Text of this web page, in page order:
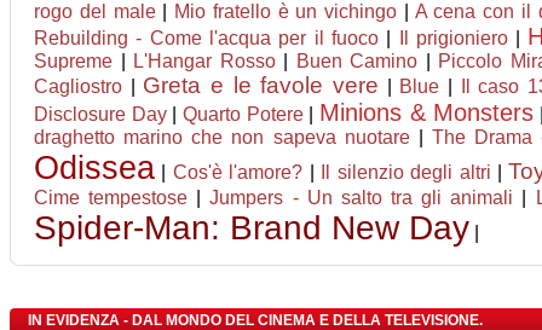
rogo del male| Mio fratello è un vichingo
A cena con il
Rebuilding - Come l'acqua per il fuoco| Il prigioniero|
Supreme L'Hangar Rosso| Buen Camino
Piccolo
Cagliostro
Greta e le favole vere Blue
Il caso
Disclosure Day|Quarto Potere| Minions & Monsters
draghetto marino che non sapeva nuotare| The Drama
Odissea Cos'è l'amore? Il silenzio degli altri |
Cime tempestose |Jumpers - Un salto tra gli animali
Spider-Man: Brand New Day
IN EVIDENZA - DAL MONDO DEL CINEMA E DELLA TELEVISIONE.